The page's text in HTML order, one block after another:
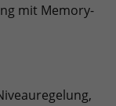
mit Memory-